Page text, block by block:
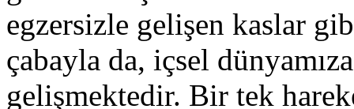
egzersizle gelişen kaslar
çabayla da, içsel
gelişmektedir. Bir tek